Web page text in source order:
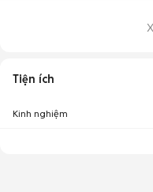
Tiện ích
Kinh nghiệm